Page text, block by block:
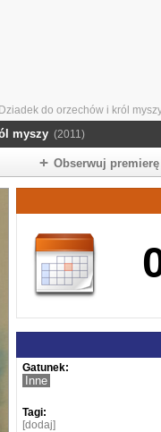
do orzechów i król
myszy (2011)
Obserwuj premierę
Gatunek:
Inne
Tagi:
[dodaj]